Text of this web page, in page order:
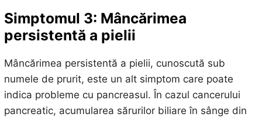
Simptomul 3: Mâncărimea
persistentă a pielii
Mâncărimea persistentă a pielii, cunoscută sub
numele de prurit, este un alt simptom care poate
indica probleme cu pancreasul. În cazul cancerului
pancreatic, acumularea sărurilor biliare în sânge din